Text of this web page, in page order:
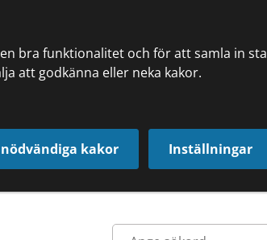
bra funktionalitet och för att samla in
att godkänna eller neka kakor.
kakor Inställningar